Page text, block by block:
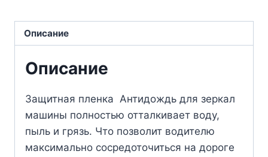
Описание
Описание
Защитная пленка Антидождь для зеркал
машины полностью отталкивает воду,
пыль и грязь. Что позволит водителю
максимально сосредоточиться на дороге